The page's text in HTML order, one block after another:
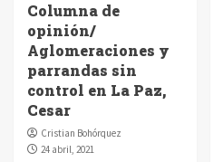
Columna de
opinión/
Aglomeraciones y
parrandas sin
control en La Paz,
Cesar
Cristian Bohórquez
24 abril, 2021